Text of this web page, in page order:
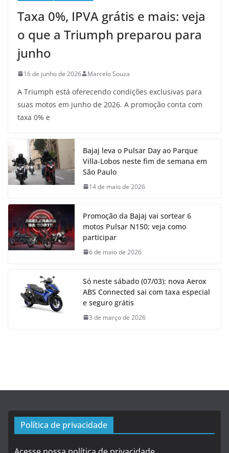
Taxa 0%, IPVA grátis e mais: veja
o que a Triumph preparou para
junho
16 de junho de 2026 Marcelo Souza
A Triumph está oferecendo condições exclusivas para
suas motos em junho de 2026. A promoção conta com
taxa 0% e
Bajaj leva o Pulsar Day ao Parque
Villa-Lobos neste fim de semana em
São Paulo
14 de maio de 2026
Promoção da Bajaj vai sortear 6
motos Pulsar N150; veja como
participar
6 de maio de 2026
Só neste sábado (07/03): nova Aerox
ABS Connected sai com taxa especial
e seguro grátis
3 de março de 2026
Política de privacidade